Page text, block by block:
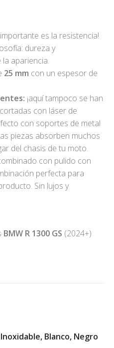
importante es la resistencia!
dureza y
apariencia.
25 mm con un espesor de
¡aquí tampoco se han
con láser de
con soportes de metal
piezas absorben muchos
del chasis de tu moto.
con pulido con
perfecta para
Sin lujos y
BMW R 1300 GS (2024+)
, Blanco, Negro